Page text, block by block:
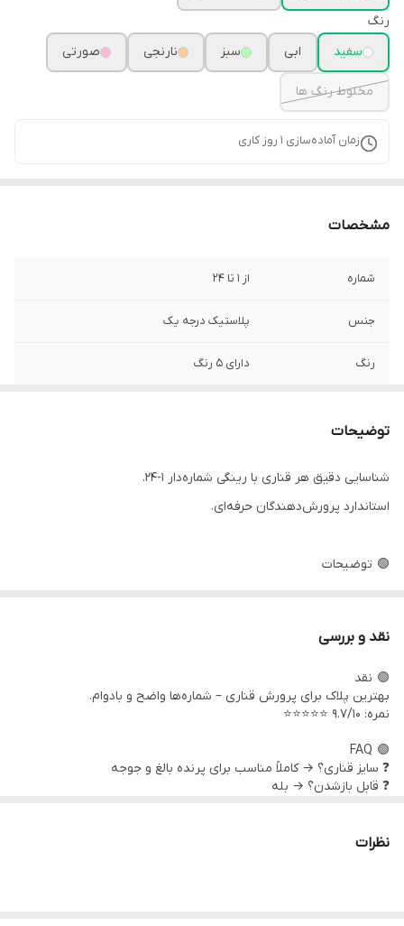
رنگ
سفید
ابی سبز نارنجی صورتی
مخلوط رنگ ها
زمان آماده‌سازی 1 روز کاری
مشخصات
شماره از 1 تا 24
جنس پلاستیک درجه یک
رنگ دارای 5 رنگ
توضیحات
شناسایی دقیق هر قناری با رینگی شماره‌دار ۱-۲۴.
استاندارد پرورش‌دهندگان حرفه‌ای.
🟢 توضیحات
ویژگی‌های حرفه‌ای:
پلاستیک نرم → راحتی پا بدون آسیب
رنگ‌بندی واضح → خوانایی بالا
نقد و بررسی
🟢 نقد
بهترین پلاک برای پرورش قناری – شماره‌ها واضح و بادوام.
نمره: ۹.۷/۱۰ ⭐⭐⭐⭐⭐
🟢 FAQ
❓ سایز قناری؟ → کاملاً مناسب برای پرنده بالغ و جوجه
❓ قابل بازشدن؟ → بله
نظرات